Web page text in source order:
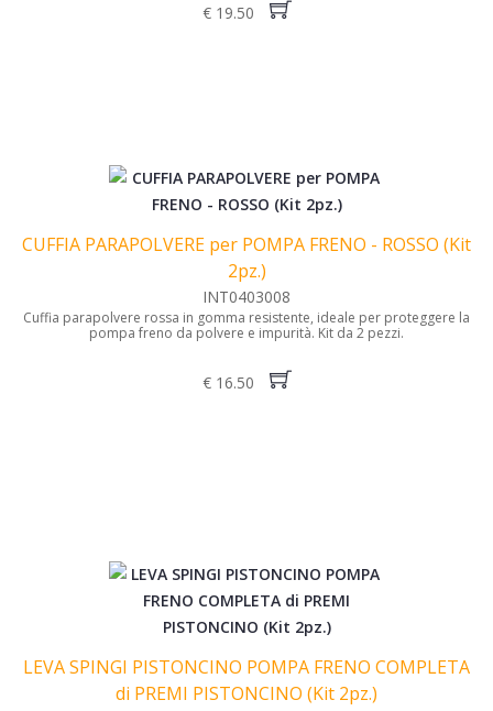
€ 19.50
CUFFIA PARAPOLVERE per POMPA FRENO - ROSSO (Kit
2pz.)
INT0403008
Cuffia parapolvere rossa in gomma resistente, ideale per proteggere la
pompa freno da polvere e impurità. Kit da 2 pezzi.
€ 16.50
LEVA SPINGI PISTONCINO POMPA FRENO COMPLETA
di PREMI PISTONCINO (Kit 2pz.)